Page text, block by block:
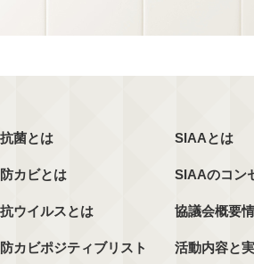
抗菌とは
防カビとは
抗ウイルスとは
防カビポジティブリスト
SIAAとは
SIAAのコン
協議会概要
活動内容と